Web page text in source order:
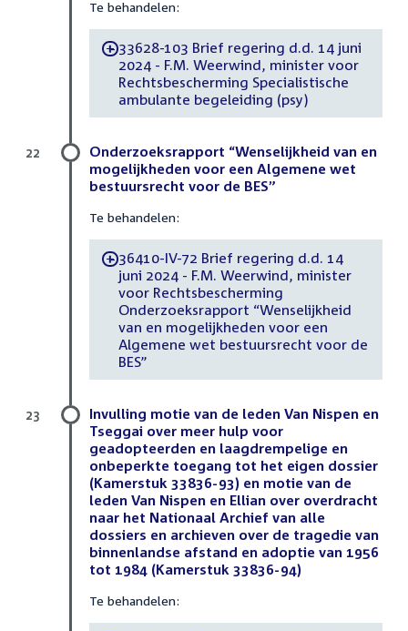
Te behandelen:
-33628-103 Brief regering d.d. 14 juni
2024 - F.M. Weerwind, minister voor
Rechtsbescherming Specialistische
ambulante begeleiding (psy)
Onderzoeksrapport “Wenselijkheid van en
mogelijkheden voor een Algemene wet
bestuursrecht voor de BES”
Te behandelen:
-36410-IV-72 Brief regering d.d. 14
juni 2024 - F.M. Weerwind, minister
voor Rechtsbescherming
Onderzoeksrapport “Wenselijkheid
van en mogelijkheden voor een
Algemene wet bestuursrecht voor de
BES”
22
Invulling motie van de leden Van Nispen en
Tseggai over meer hulp voor
geadopteerden en laagdrempelige en
onbeperkte toegang tot het eigen dossier
(Kamerstuk 33836-93) en motie van de
leden Van Nispen en Ellian over overdracht
naar het Nationaal Archief van alle
dossiers en archieven over de tragedie van
binnenlandse afstand en adoptie van 1956
tot 1984 (Kamerstuk 33836-94)
Te behandelen:
23